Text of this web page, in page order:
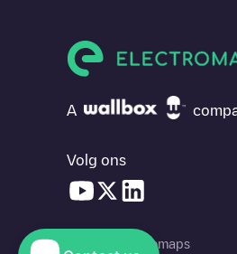
A
Volg ons
© 2026 Electromaps